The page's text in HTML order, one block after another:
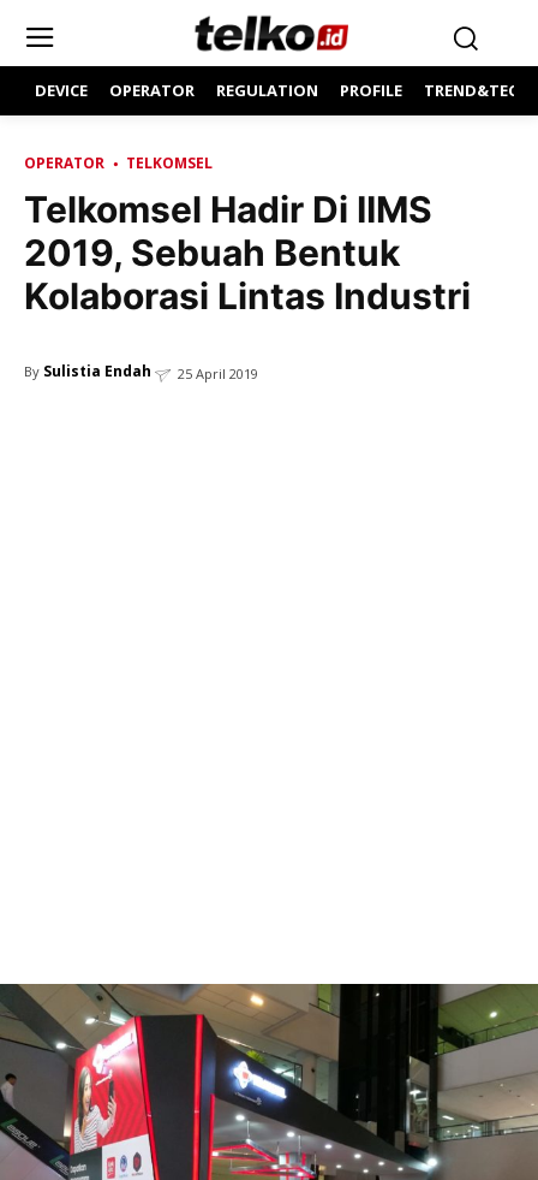
DEVICE OPERATOR REGULATION PROFILE
OPERATOR TELKOMSEL
Telkomsel Hadir Di IIMS
2019, Sebuah Bentuk
Kolaborasi Lintas Industri
By Sulistia Endah 25 April 2019